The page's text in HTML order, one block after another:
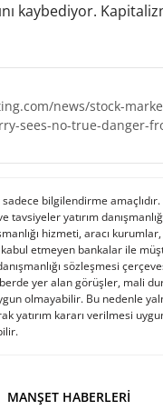
kaybediyor.
news/stock-
sees-no-true-danger-
bilgilendirme amaçlıdır.
tavsiyeler yatırım
hizmeti, aracı
etmeyen bankalar ile
sözleşmesi
yer alan görüşler, mali
olmayabilir. Bu nedenle
yatırım kararı verilmesi
MANŞET HABERLERI